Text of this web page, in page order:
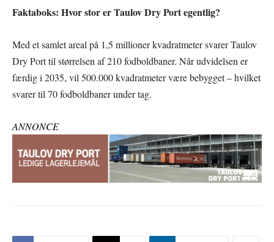
Faktaboks: Hvor stor er Taulov Dry Port egentlig?
Med et samlet areal på 1,5 millioner kvadratmeter svarer Taulov
Dry Port til størrelsen af 210 fodboldbaner. Når udvidelsen er
færdig i 2035, vil 500.000 kvadratmeter være bebygget – hvilket
svarer til 70 fodboldbaner under tag.
ANNONCE